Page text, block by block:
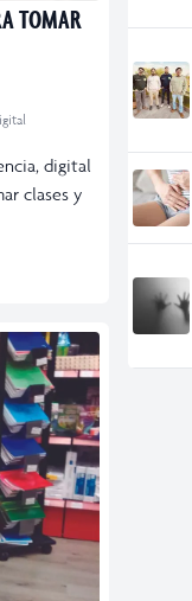
TOMAR
digital
clases y